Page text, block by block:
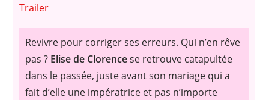
Trailer
Revivre pour corriger ses erreurs. Qui n’en rêve
pas ? Elise de Clorencese retrouve catapultée
dans le passée, juste avant son mariage qui a
fait d’elle une impératrice et pas n’importe